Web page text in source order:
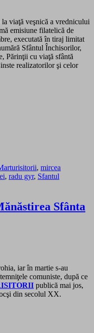
viaţă veşnică a vrednicului
emisiune filatelică de
executată în tiraj limitat
Sfântul Închisorilor,
Părinţii cu viaţă sfântă
realizatorilor şi celor
, mircea
, radu gyr, Sfantul
Sfânta
iar în martie s-au
comuniste, după ce
publică mai jos,
din secolul XX.